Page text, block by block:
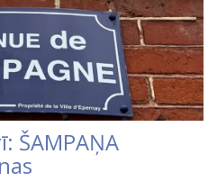
ŠAMPAŅA